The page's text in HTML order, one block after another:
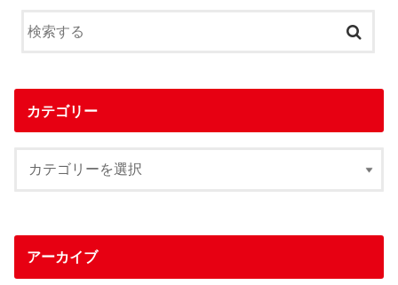
カテゴリー
アーカイブ